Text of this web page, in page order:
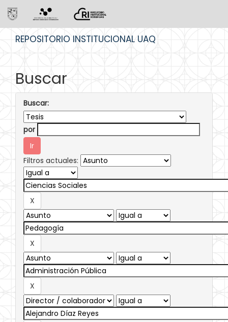
REPOSITORIO INSTITUCIONAL UAQ
Buscar
Buscar:
por
Filtros actuales: